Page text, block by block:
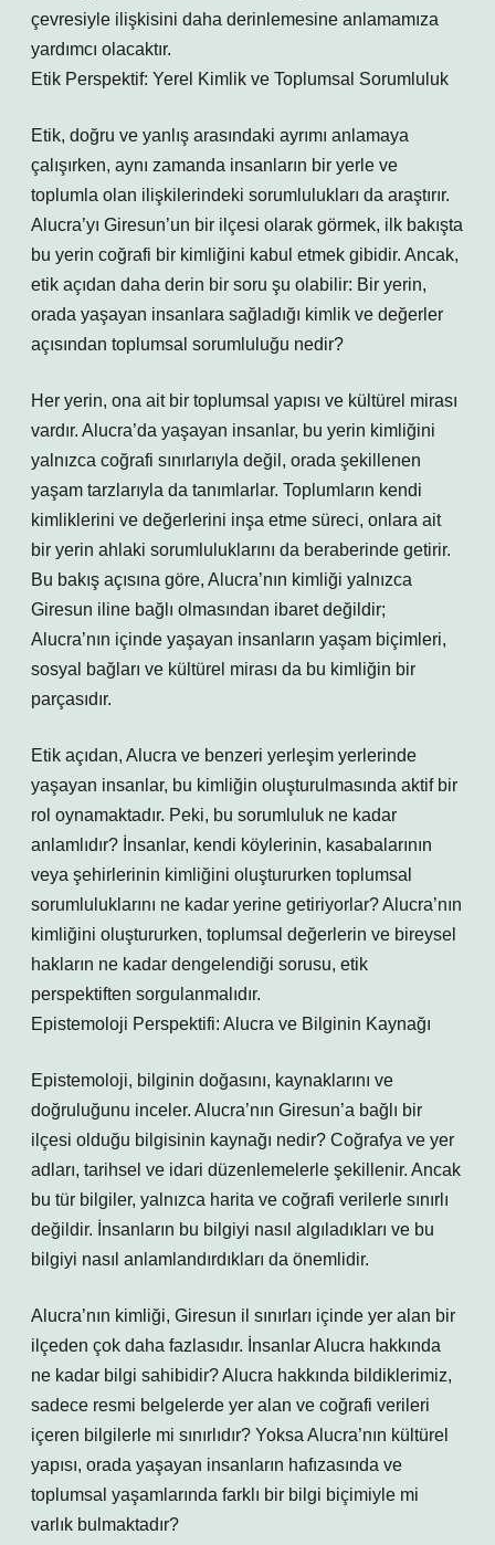
çevresiyle ilişkisini daha derinlemesine anlamamıza
yardımcı olacaktır.
Etik Perspektif: Yerel Kimlik ve Toplumsal Sorumluluk
Etik, doğru ve yanlış arasındaki ayrımı anlamaya
çalışırken, aynı zamanda insanların bir yerle ve
toplumla olan ilişkilerindeki sorumlulukları da araştırır.
Alucra’yı Giresun’un bir ilçesi olarak görmek, ilk bakışta
bu yerin coğrafi bir kimliğini kabul etmek gibidir. Ancak,
etik açıdan daha derin bir soru şu olabilir: Bir yerin,
orada yaşayan insanlara sağladığı kimlik ve değerler
açısından toplumsal sorumluluğu nedir?
Her yerin, ona ait bir toplumsal yapısı ve kültürel mirası
vardır. Alucra’da yaşayan insanlar, bu yerin kimliğini
yalnızca coğrafi sınırlarıyla değil, orada şekillenen
yaşam tarzlarıyla da tanımlarlar. Toplumların kendi
kimliklerini ve değerlerini inşa etme süreci, onlara ait
bir yerin ahlaki sorumluluklarını da beraberinde getirir.
Bu bakış açısına göre, Alucra’nın kimliği yalnızca
Giresun iline bağlı olmasından ibaret değildir;
Alucra’nın içinde yaşayan insanların yaşam biçimleri,
sosyal bağları ve kültürel mirası da bu kimliğin bir
parçasıdır.
Etik açıdan, Alucra ve benzeri yerleşim yerlerinde
yaşayan insanlar, bu kimliğin oluşturulmasında aktif bir
rol oynamaktadır. Peki, bu sorumluluk ne kadar
anlamlıdır? İnsanlar, kendi köylerinin, kasabalarının
veya şehirlerinin kimliğini oluştururken toplumsal
sorumluluklarını ne kadar yerine getiriyorlar? Alucra’nın
kimliğini oluştururken, toplumsal değerlerin ve bireysel
hakların ne kadar dengelendiği sorusu, etik
perspektiften sorgulanmalıdır.
Epistemoloji Perspektifi: Alucra ve Bilginin Kaynağı
Epistemoloji, bilginin doğasını, kaynaklarını ve
doğruluğunu inceler. Alucra’nın Giresun’a bağlı bir
ilçesi olduğu bilgisinin kaynağı nedir? Coğrafya ve yer
adları, tarihsel ve idari düzenlemelerle şekillenir. Ancak
bu tür bilgiler, yalnızca harita ve coğrafi verilerle sınırlı
değildir. İnsanların bu bilgiyi nasıl algıladıkları ve bu
bilgiyi nasıl anlamlandırdıkları da önemlidir.
Alucra’nın kimliği, Giresun il sınırları içinde yer alan bir
ilçeden çok daha fazlasıdır. İnsanlar Alucra hakkında
ne kadar bilgi sahibidir? Alucra hakkında bildiklerimiz,
sadece resmi belgelerde yer alan ve coğrafi verileri
içeren bilgilerle mi sınırlıdır? Yoksa Alucra’nın kültürel
yapısı, orada yaşayan insanların hafızasında ve
toplumsal yaşamlarında farklı bir bilgi biçimiyle mi
varlık bulmaktadır?